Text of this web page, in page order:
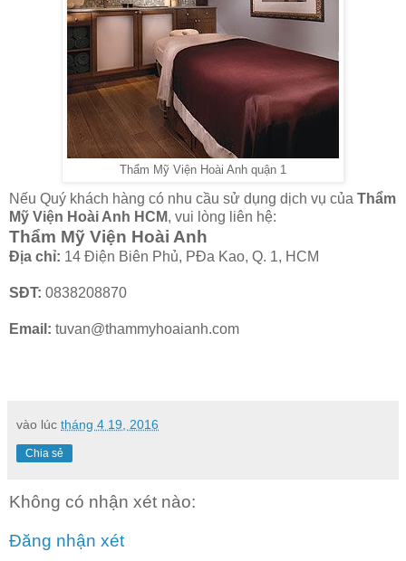
Thẩm Mỹ Viện Hoài Anh quận 1
Nếu Quý khách hàng có nhu cầu sử dụng dịch vụ của Thẩm
Mỹ Viện Hoài Anh HCM, vui lòng liên hệ:
Thẩm Mỹ Viện Hoài Anh
Địa chỉ: 14 Điện Biên Phủ, PĐa Kao, Q. 1, HCM
SĐT: 0838208870
Email: tuvan@thammyhoaianh.com
vào lúc tháng 4 19, 2016
Chia sẻ
Không có nhận xét nào:
Đăng nhận xét